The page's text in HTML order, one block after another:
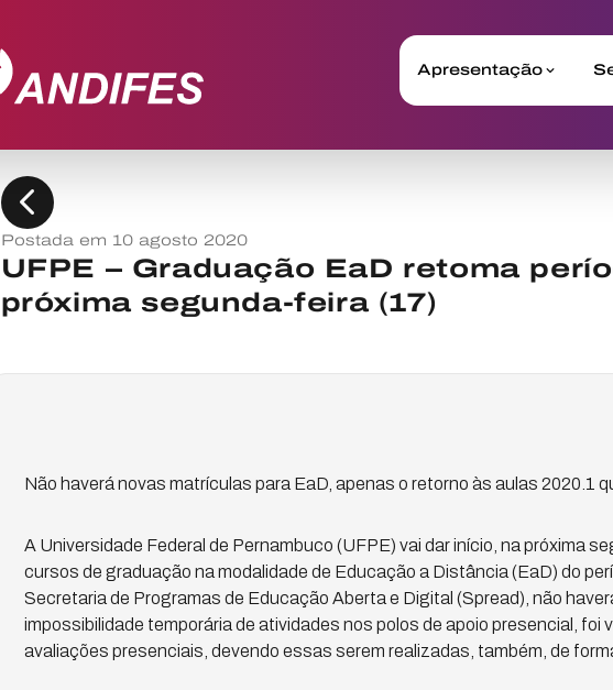
Apresentação
chevron_left
Postada em 10 agosto 2020
UFPE – Graduação EaD retoma
próxima segunda-feira (17)
Não haverá novas matrículas para EaD, apenas o retorno às aulas 2020.1
A Universidade Federal de Pernambuco (UFPE) vai dar início, na próxima
cursos de graduação na modalidade de Educação a Distância (EaD) do
Secretaria de Programas de Educação Aberta e Digital (Spread), não
impossibilidade temporária de atividades nos polos de apoio presencial, foi
avaliações presenciais, devendo essas serem realizadas, também, de